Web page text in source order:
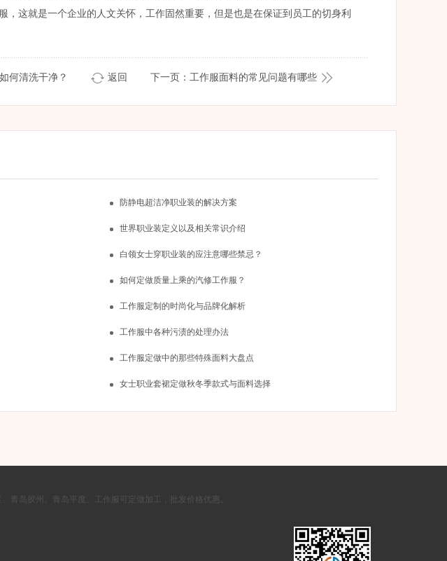
，这就是一个企业的人文关怀，工作固然重要，但是也是在保证到员工的切身利
何清洗干净？ 返回 下一页：工作服面料的常见问题有哪些
防静电超洁净职业装的解决方案
世界职业装定义以及相关常识介绍
白领女士穿职业装的应注意哪些禁忌？
如何定做质量上乘的汽修工作服？
工作服定制的时尚化与品牌化解析
工作服中各种污渍的处理办法
工作服定做中的那些特殊面料大盘点
女士职业套裙定做秋冬季款式与面料选择
青岛胶州、青岛平度、工作服可定做加工，批发价格优惠。